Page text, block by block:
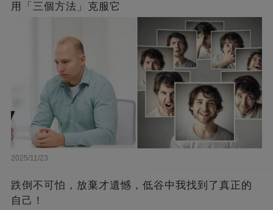
用「三個方法」克服它
2025/11/23
跌倒不可怕，放棄才遺憾，低谷中我找到了真正的
自己！